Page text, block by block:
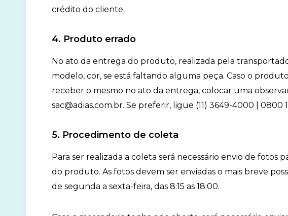
crédito do cliente.
4. Produto errado
No ato da entrega do produto, realizada pela
modelo, cor, se está faltando alguma peça. Caso o
receber o mesmo no ato da entrega, colocar uma
sac@adias.com.br. Se preferir, ligue (11) 3649-4000 | 0800
5. Procedimento de coleta
Para ser realizada a coleta será necessário envio de fotos
do produto. As fotos devem ser enviadas o mais breve
de segunda a sexta-feira, das 8:15 as 18:00.